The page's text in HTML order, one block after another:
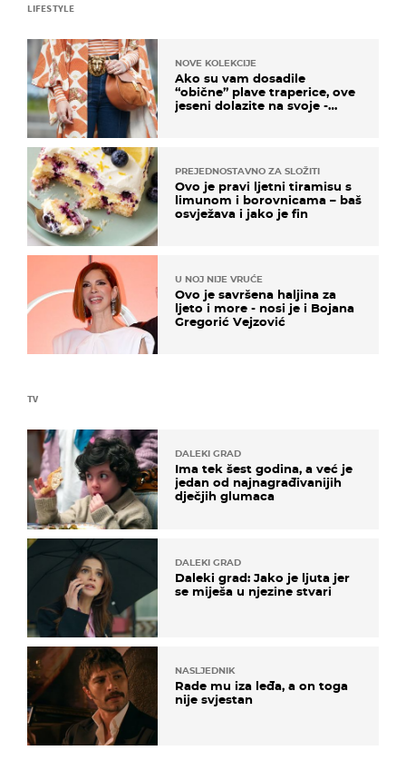
TV
DALEKI GRAD
Ima tek šest godina, a već je
jedan od najnagrađivanijih
dječjih glumaca
DALEKI GRAD
Daleki grad: Jako je ljuta jer
se miješa u njezine stvari
NASLJEDNIK
Rade mu iza leđa, a on toga
nije svjestan
LIFESTYLE
NOVE KOLEKCIJE
Ako su vam dosadile
“obične” plave traperice, ove
jeseni dolazite na svoje -
PREJEDNOSTAVNO ZA SLOŽITI
Ovo je pravi ljetni tiramisu s
limunom i borovnicama – baš
osvježava i jako je fin
U NOJ NIJE VRUĆE
Ovo je savršena haljina za
ljeto i more - nosi je i Bojana
Gregorić Vejzović